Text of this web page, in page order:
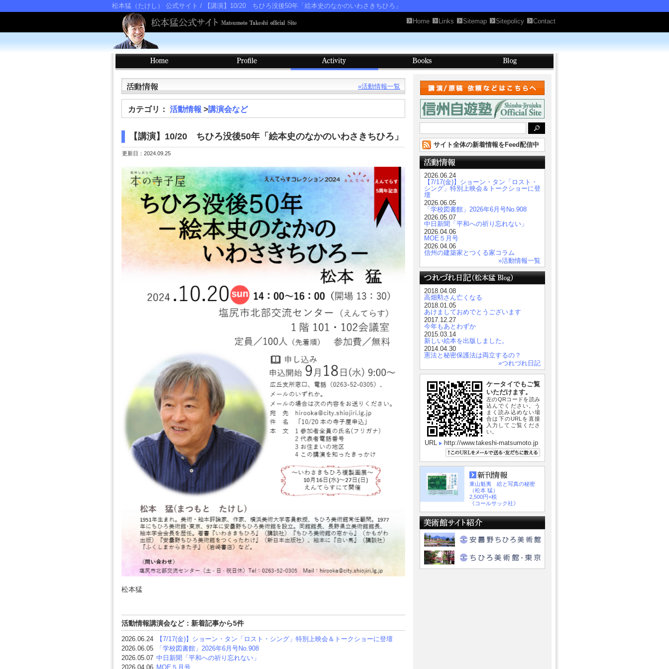
松本猛（たけし） 公式サイト / 【講演】10/20 ちひろ没後50年「絵本史のなかのいわさきちひろ」
»活動情報一覧
カテゴリ： 活動情報 >講演会など
【講演】10/20 ちひろ没後50年「絵本史のなかのいわさきちひろ」
更新日：2024.09.25
松本猛
活動情報講演会など：新着記事から5件
2026.06.24
【7/17(金)】ショーン・タン「ロスト・シング」特別上映会＆トークショーに登壇
2026.06.05
「学校図書館」2026年6月号No.908
2026.05.07 中日新聞「平和への祈り忘れない」
2026.04.06 MOE５月号
索:
サイト全体の新着情報をFeed配信中
2026.06.24
【7/17(金)】ショーン・タン「ロスト・
シング」特別上映会＆トークショーに登
壇
2026.06.05
「学校図書館」2026年6月号No.908
2026.05.07
中日新聞「平和への祈り忘れない」
2026.04.06
MOE５月号
2026.04.06
信州の建築家とつくる家コラム
»活動情報一覧
2018.04.08
高畑勲さん亡くなる
2018.01.05
あけましておめでとうございます
2017.12.27
今年もあとわずか
2015.03.14
新しい絵本を出版しました。
2014.04.30
憲法と秘密保護法は両立するの？
»つれづれ日記
ケータイでもご覧
いただけます。
左のQRコードを読み
込んでください。う
まく読み込めない場
合は下のURLを直接
入力してご覧くださ
い。
URL http://www.takeshi-matsumoto.jp
東山魁夷 絵と写真の秘密
（松本 猛）
2,500円+税
《コールサック社》
Contact
Sitepolicy
Sitemap
Links
Home